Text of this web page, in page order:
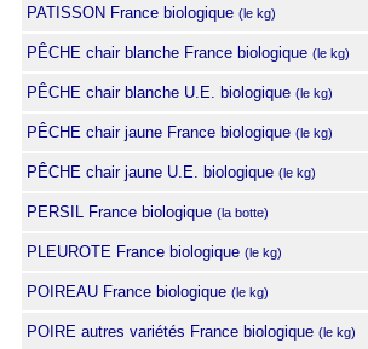
PATISSON France biologique (le kg)
PÊCHE chair blanche France biologique (le kg)
PÊCHE chair blanche U.E. biologique (le kg)
PÊCHE chair jaune France biologique (le kg)
PÊCHE chair jaune U.E. biologique (le kg)
PERSIL France biologique (la botte)
PLEUROTE France biologique (le kg)
POIREAU France biologique (le kg)
POIRE autres variétés France biologique (le kg)